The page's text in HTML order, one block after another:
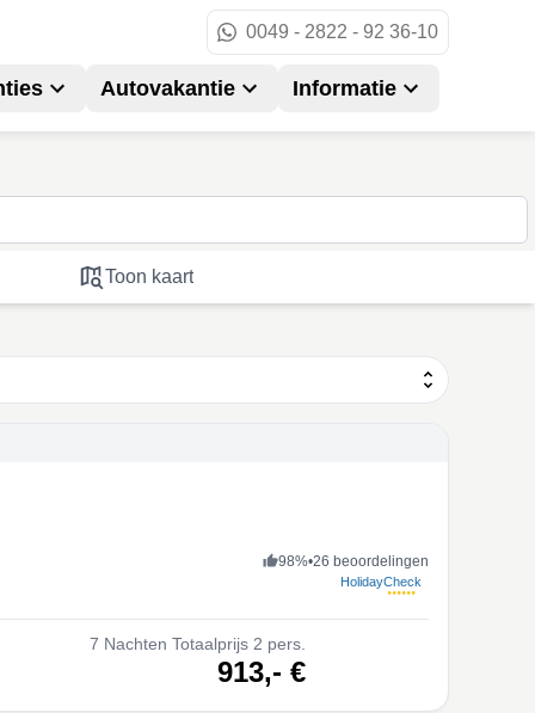
0049 - 2822 - 92 36-10
Autovakantie Informatie
Toon kaart
98%•26 beoordelingen
HolidayCheck
7 Nachten Totaalprijs 2 pers.
913,- €